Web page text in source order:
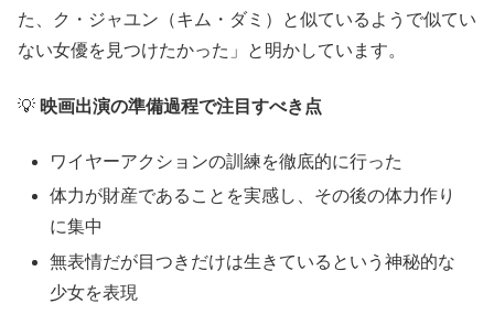
た、ク・ジャユン（キム・ダミ）と似ているようで似てい
ない女優を見つけたかった」と明かしています。
💡 映画出演の準備過程で注目すべき点
ワイヤーアクションの訓練を徹底的に行った
体力が財産であることを実感し、その後の体力作り
に集中
無表情だが目つきだけは生きているという神秘的な
少女を表現